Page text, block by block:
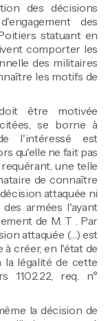
des décisions
des
statuant en
comporter les
des militaires
les motifs de
être motivée
se borne à
l'intéressé est
qu'elle ne fait pas
une telle
de connaître
attaquée ni
armées l'ayant
de M. T . Par
attaquée (…) est
créer, en l'état de
légalité de cette
11.02.22, req. n°
la décision de